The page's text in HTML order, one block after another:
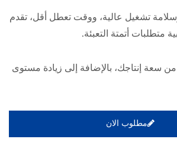
تشغيل عالية، ووقت تعطل أقل، تقدم
متطلبات أتمتة التعبئة.
سعة إنتاجك، بالإضافة إلى زيادة مستوى
مطلوب الان